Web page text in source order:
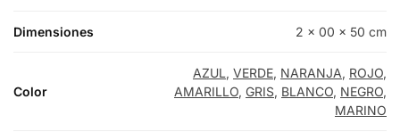
Dimensiones 2 × 00 × 50 cm
Color
AZUL, VERDE, NARANJA, ROJO,
AMARILLO, GRIS, BLANCO, NEGRO,
MARINO